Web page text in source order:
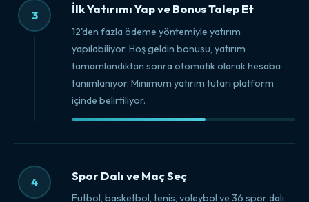
3 İlk Yatırımı Yap ve Bonus Talep Et
12'den fazla ödeme yöntemiyle yatırım
yapılabiliyor. Hoş geldin bonusu, yatırım
tamamlandıktan sonra otomatik olarak hesaba
tanımlanıyor. Minimum yatırım tutarı platform
içinde belirtiliyor.
4 Spor Dalı ve Maç Seç
Futbol, basketbol, tenis, voleybol ve 36 spor dalı